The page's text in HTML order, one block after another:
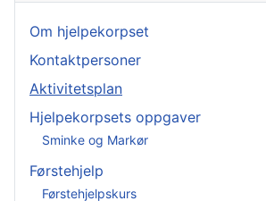
Om hjelpekorpset
Kontaktpersoner
Aktivitetsplan
Hjelpekorpsets oppgaver
Sminke og Markør
Førstehjelp
Førstehjelpskurs